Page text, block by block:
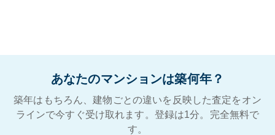
あなたのマンションは築何年？
築年はもちろん、建物ごとの違いを反映した査定をオン
ラインで今すぐ受け取れます。登録は1分。完全無料で
す。